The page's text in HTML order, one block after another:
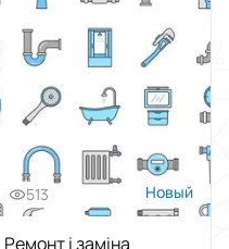
513 Новый
Ремонт і заміна